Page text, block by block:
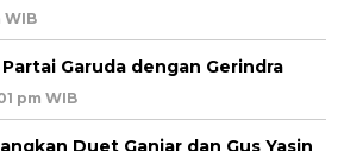
WIB
Garuda dengan Gerindra
pm WIB
Duet Ganjar dan Gus Yasin